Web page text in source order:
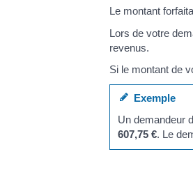
Le montant
Lors de votre
revenus.
Si le montant de
Exemple
Un demandeur
607,75 €. Le